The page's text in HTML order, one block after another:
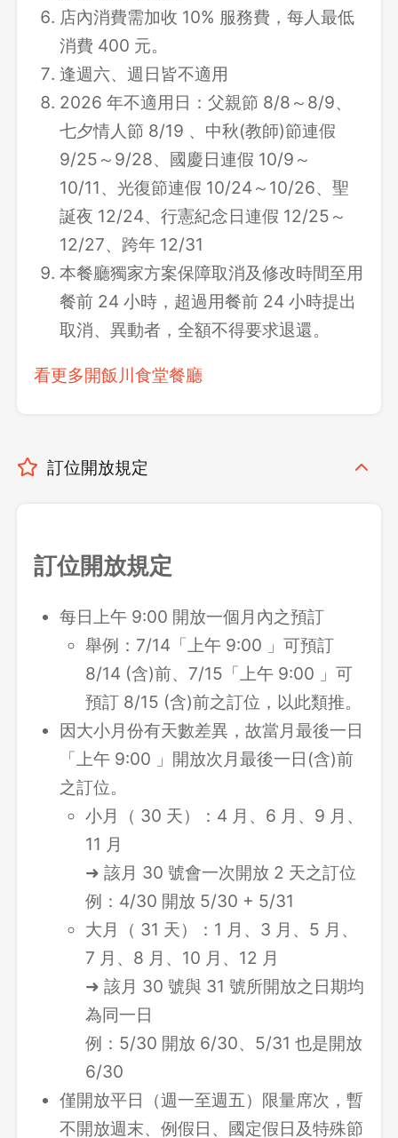
店內消費需加收 10% 服務費，每人最低
消費 400 元。
逢週六、週日皆不適用
2026 年不適用日：父親節 8/8～8/9、
七夕情人節 8/19 、中秋(教師)節連假
9/25～9/28、國慶日連假 10/9～
10/11、光復節連假 10/24～10/26、聖
誕夜 12/24、行憲紀念日連假 12/25～
12/27、跨年 12/31
本餐廳獨家方案保障取消及修改時間至用
餐前 24 小時，超過用餐前 24 小時提出
取消、異動者，全額不得要求退還。
看更多開飯川食堂餐廳
訂位開放規定
訂位開放規定
每日上午 9:00 開放一個月內之預訂
舉例：7/14「上午 9:00 」可預訂
8/14 (含)前、7/15「上午 9:00 」可
預訂 8/15 (含)前之訂位，以此類推。
因大小月份有天數差異，故當月最後一日
「上午 9:00 」開放次月最後一日(含)前
之訂位。
小月（ 30 天）：4 月、6 月、9 月、
11 月
➜ 該月 30 號會一次開放 2 天之訂位
例：4/30 開放 5/30 + 5/31
大月（ 31 天）：1 月、3 月、5 月、
7 月、8 月、10 月、12 月
➜ 該月 30 號與 31 號所開放之日期均
為同一日
例：5/30 開放 6/30、5/31 也是開放
6/30
僅開放平日（週一至週五）限量席次，暫
不開放週末、例假日、國定假日及特殊節
登出